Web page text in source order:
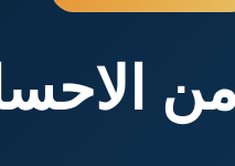
الى